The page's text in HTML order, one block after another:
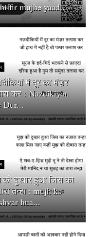
fir mujhe yaad...
में दूर का मंज़र
कर : Nazdikiyon
Dur...
दुश्वार हुआ जिस का
तन्हा : mujh ko
hua...